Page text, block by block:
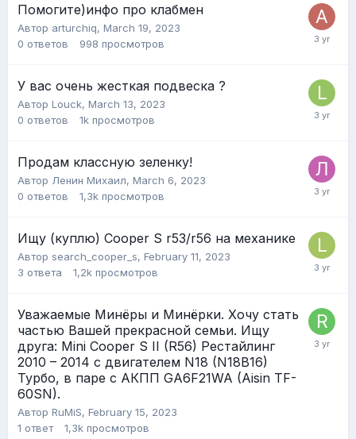
Помогите)инфо про клабмен
Автор arturchiq, March 19, 2023
0 ответов 998 просмотров
У вас очень жесткая подвеска ?
Автор Louck, March 13, 2023
0 ответов 1k просмотров
Продам классную зеленку!
Автор Ленин Михаил, March 6, 2023
0 ответов 1,3k просмотров
Ищу (куплю) Cooper S r53/r56 на механике
Автор search_cooper_s, February 11, 2023
3 ответа 1,2k просмотров
Уважаемые Минёры и Минёрки. Хочу стать
частью Вашей прекрасной семьи. Ищу
друга: Mini Cooper S II (R56) Рестайлинг
2010 – 2014 с двигателем N18 (N18B16)
Турбо, в паре с АКПП GA6F21WA (Aisin TF-
60SN).
Автор RuMiS, February 15, 2023
1 ответ 1,3k просмотров